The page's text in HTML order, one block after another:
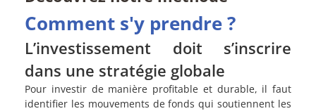
Comment s'y prendre ?
L’investissement doit s’inscrire
dans une stratégie globale
Pour investir de manière profitable et durable, il faut
identifier les mouvements de fonds qui soutiennent les